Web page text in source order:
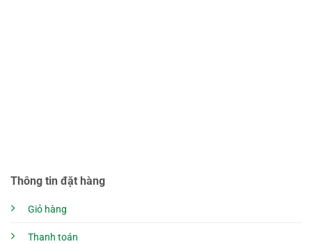
Thông tin đặt hàng
Giỏ hàng
Thanh toán